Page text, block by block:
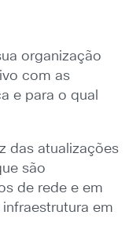
organização
com as
e para o qual
das atualizações
são
de rede e em
em